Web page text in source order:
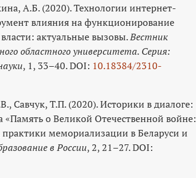
А.Б. (2020). Технологии интернет-
влияния на функционирование
актуальные вызовы.Вестник
областного университета. Серия:
, 1, 33–40. DOI: 10.18384/2310-
Савчук, Т.П. (2020). Историки в диалоге:
о Великой Отечественной войне:
мемориализации в Беларуси и
в России, 2, 21–27. DOI: